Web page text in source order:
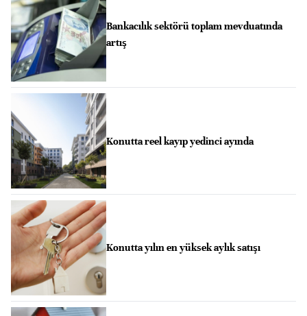
Bankacılık sektörü toplam mevduatında
artış
Konutta reel kayıp yedinci ayında
Konutta yılın en yüksek aylık satışı